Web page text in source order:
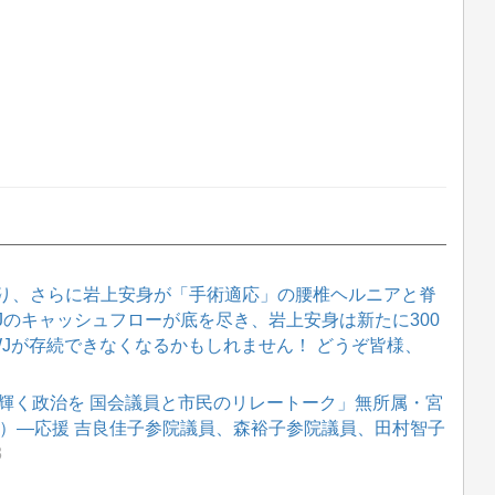
、さらに岩上安身が「手術適応」の腰椎ヘルニアと脊
キャッシュフローが底を尽き、岩上安身は新たに300
存続できなくなるかもしれません！ どうぞ皆様、
く政治を 国会議員と市民のリレートーク」無所属・宮
―応援 吉良佳子参院議員、森裕子参院議員、田村智子